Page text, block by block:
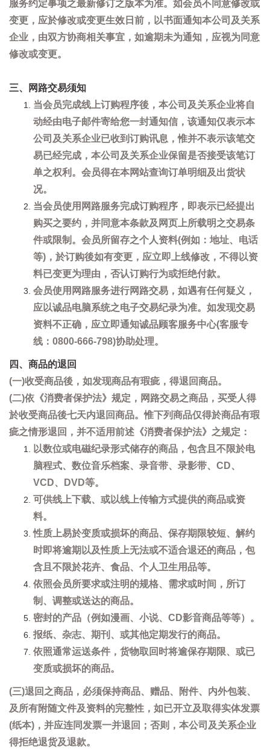
服务约定事项之最新修订之版本为准。如会员不同意修改或
变更，应於修改或变更生效日前，以书面通知本公司及关系
企业，由双方协商相关事宜，如逾期未为通知，应视为同意
修改或变更。
三、网路交易须知
当会员完成线上订购程序後，本公司及关系企业将自
动经由电子邮件寄给您一封通知信，该通知仅表示本
公司及关系企业已收到订购讯息，惟并不表示该笔交
易已经完成，本公司及关系企业保留是否接受该笔订
单之权利。会员得在本网站查询订单明细及出货状
况。
当会员使用网路服务完成订购程序，即表示已经提出
购买之要约，并同意本条款及网页上所载明之交易条
件或限制。会员所留存之个人资料(例如：地址、电话
等)，於订购後如有变更，应立即上线修改，不得以资
料已变更为理由，否认订购行为或拒绝付款。
会员使用网路服务进行网路交易，如遇有任何疑义，
应以诚品电脑系统之电子交易纪录为准。如发现交易
资料不正确，应立即通知诚品顾客服务中心(客服专
线：0800-666-798)协助处理。
四、商品的退回
(一)收受商品後，如发现商品有瑕疵，得退回商品。
(二)依《消费者保护法》规定，网路交易之商品，买受人得
於收受商品後七天内退回商品。惟下列商品仅得於商品有瑕
疵之情形退回，并不适用前述《消费者保护法》之规定：
以数位或电磁纪录形式储存的商品，包含且不限於电
脑程式、数位音乐档案、录音带、录影带、CD、
VCD、DVD等。
可供线上下载、或以线上传输方式提供的商品或资
料。
性质上易於变质或损坏的商品、保存期限较短、解约
时即将逾期以及性质上无法或不适合退还的商品，包
含且不限於花卉、食品、个人卫生用品等。
依照会员所要求或注明的规格、需求或时间，所订
制、调整或送达的商品。
密封的产品（例如漫画、小说、CD影音商品等等）。
报纸、杂志、期刊、或其他定期发行的商品。
依照通常运送条件，货物取回时将逾保存期限、或已
变质或损坏的商品。
(三)退回之商品，必须保持商品、赠品、附件、内外包装、
及所有附随文件及资料的完整性，如已开立及取得实体发票
(纸本)，并应连同发票一并退回；否则，本公司及关系企业
得拒绝退货及退款。